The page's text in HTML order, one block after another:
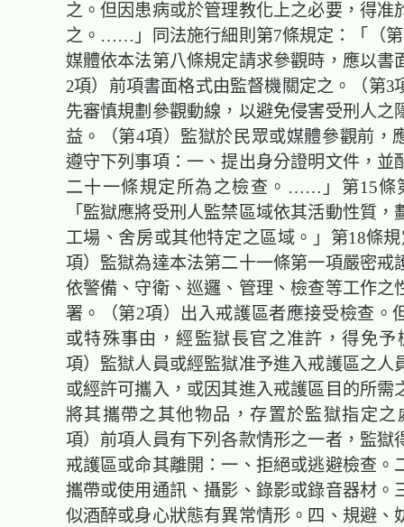
之。但因患病或於管理教化上之必要，得准
之。……」同法施行細則第7條規定：「（
媒體依本法第八條規定請求參觀時，應以書
2項）前項書面格式由監督機關定之。（第3
先審慎規劃參觀動線，以避免侵害受刑人之
益。（第4項）監獄於民眾或媒體參觀前，
遵守下列事項：一、提出身分證明文件，並
二十一條規定所為之檢查。……」第15條
「監獄應將受刑人監禁區域依其活動性質，
工場、舍房或其他特定之區域。」第18條
項）監獄為達本法第二十一條第一項嚴密戒
依警備、守衛、巡邏、管理、檢查等工作之
署。（第2項）出入戒護區者應接受檢查。
或特殊事由，經監獄長官之准許，得免予
項）監獄人員或經監獄准予進入戒護區之人
或經許可攜入，或因其進入戒護區目的所需
將其攜帶之其他物品，存置於監獄指定之
項）前項人員有下列各款情形之一者，監獄
戒護區或命其離開：一、拒絕或逃避檢查。
攜帶或使用通訊、攝影、錄影或錄音器材。
似酒醉或身心狀態有異常情形。四、規避、